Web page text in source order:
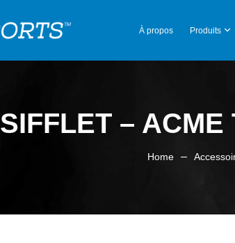
À propos Produits
SIFFLET –
Home –